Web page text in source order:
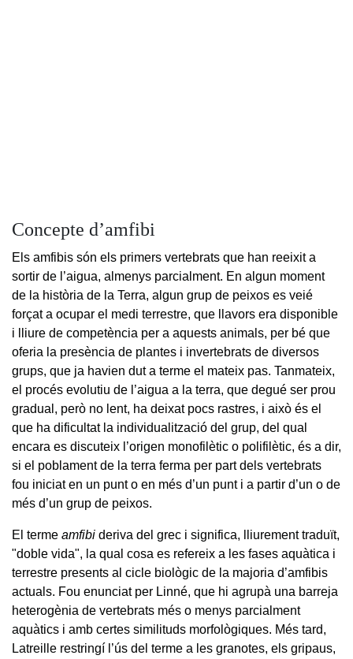
Concepte d’amfibi
Els amfibis són els primers vertebrats que han reeixit a
sortir de l’aigua, almenys parcialment. En algun moment
de la història de la Terra, algun grup de peixos es veié
forçat a ocupar el medi terrestre, que llavors era disponible
i lliure de competència per a aquests animals, per bé que
oferia la presència de plantes i invertebrats de diversos
grups, que ja havien dut a terme el mateix pas. Tanmateix,
el procés evolutiu de l’aigua a la terra, que degué ser prou
gradual, però no lent, ha deixat pocs rastres, i això és el
que ha dificultat la individualització del grup, del qual
encara es discuteix l’origen monofilètic o polifilètic, és a dir,
si el poblament de la terra ferma per part dels vertebrats
fou iniciat en un punt o en més d’un punt i a partir d’un o de
més d’un grup de peixos.
El terme amfibi deriva del grec i significa, lliurement traduït,
"doble vida", la qual cosa es refereix a les fases aquàtica i
terrestre presents al cicle biològic de la majoria d’amfibis
actuals. Fou enunciat per Linné, que hi agrupà una barreja
heterogènia de vertebrats més o menys parcialment
aquàtics i amb certes similituds morfològiques. Més tard,
Latreille restringí l’ús del terme a les granotes, els gripaus,